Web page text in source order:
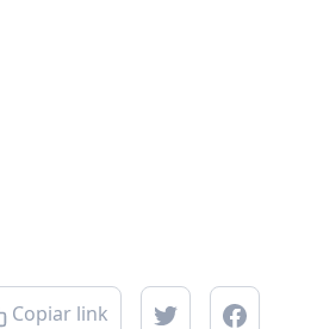
Copiar link